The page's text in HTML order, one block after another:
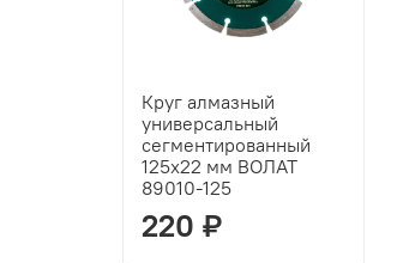
Круг алмазный
универсальный
сегментированный
125х22 мм ВОЛАТ
89010-125
220 ₽